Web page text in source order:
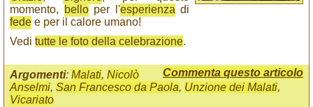
momento,
belloper l'esperienza di
fede e per il calore umano!
Vedi tutte le foto della celebrazione.
Commenta questo articolo
Argomenti: Malati, Nicolò
Anselmi, San Francesco da Paola, Unzione dei Malati,
Vicariato